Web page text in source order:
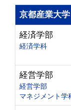
京都産業大学
経済学部
経済学科
経営学部
経営学部
マネジメント学